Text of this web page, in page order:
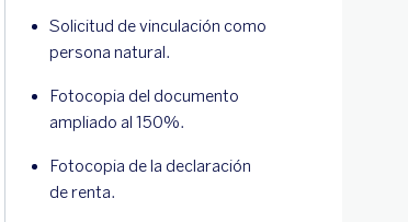
Solicitud de vinculación como
persona natural.
Fotocopia del documento
ampliado al 150%.
Fotocopia de la declaración
de renta.